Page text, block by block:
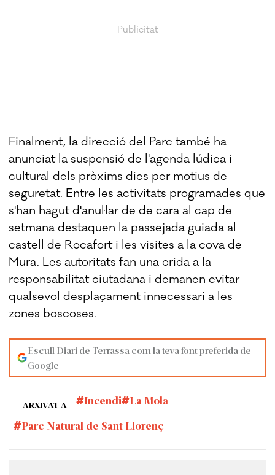
Finalment, la direcció del Parc també ha
anunciat la suspensió de l'agenda lúdica i
cultural dels pròxims dies per motius de
seguretat. Entre les activitats programades que
s'han hagut d'anul·lar de de cara al cap de
setmana destaquen la passejada guiada al
castell de Rocafort i les visites a la cova de
Mura. Les autoritats fan una crida a la
responsabilitat ciutadana i demanen evitar
qualsevol desplaçament innecessari a les
zones boscoses.
Escull Diari de Terrassa com la teva font preferida de
Google
ARXIVAT A Incendi
La Mola
Parc Natural de Sant Llorenç